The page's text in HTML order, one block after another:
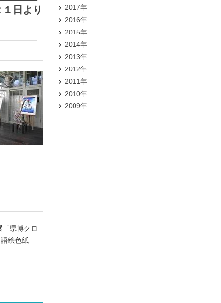
日より
「県博クロ
絵色紙
2017年
2016年
2015年
2014年
2013年
2012年
2011年
2010年
2009年